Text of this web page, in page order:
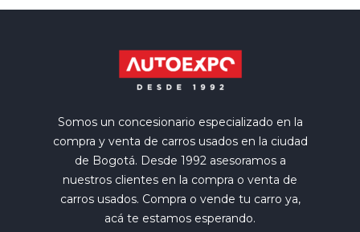
Somos un concesionario especializado en la
compra y venta de carros usados en la ciudad
de Bogotá. Desde 1992 asesoramos a
nuestros clientes en la compra o venta de
carros usados. Compra o vende tu carro ya,
acá te estamos esperando.